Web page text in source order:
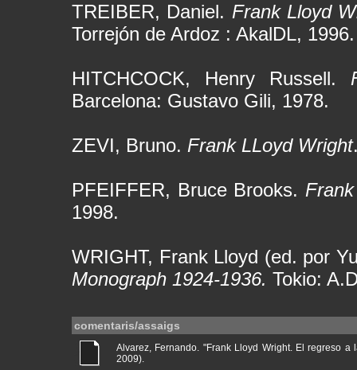
TREIBER, Daniel. Frank Lloyd
Torrejón de Ardoz : AkalDL, 1996.
HITCHCOCK, Henry Russell.
Barcelona: Gustavo Gili, 1978.
ZEVI, Bruno. Frank LLoyd Wright
PFEIFFER, Bruce Brooks.
1998.
WRIGHT, Frank Lloyd (ed. por
Monograph 1924-1936. Tokio:
comentaris/assaigs
Alvarez, Fernando. "Frank Lloyd Wright. El regreso
2009).